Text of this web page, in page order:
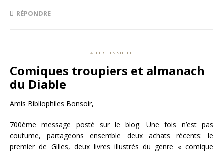
RÉPONDRE
à lire ensuite
Comiques troupiers et almanach
du Diable
Amis Bibliophiles Bonsoir,
700ème message posté sur le blog. Une fois n’est pas
coutume, partageons ensemble deux achats récents: le
premier de Gilles, deux livres illustrés du genre « comique